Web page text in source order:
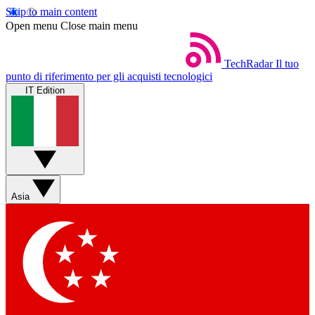
Skip to main content
Open menu Close main menu
TechRadar Il tuo
punto di riferimento per gli acquisti tecnologici
IT Edition
Asia